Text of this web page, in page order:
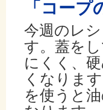
「コー
今週のレ
す。蓋を
にくく、
くなりま
を使うと